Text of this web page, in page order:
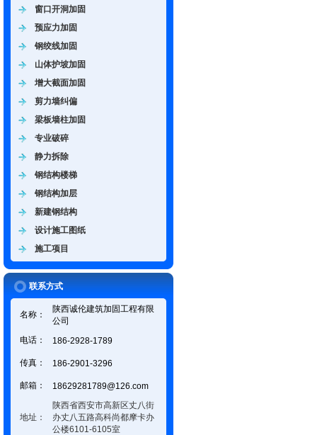
窗口开洞加固
预应力加固
钢绞线加固
山体护坡加固
增大截面加固
剪力墙纠偏
梁板墙柱加固
专业破碎
静力拆除
钢结构楼梯
钢结构加层
新建钢结构
设计施工图纸
施工项目
联系方式
名称：
陕西诚伦建筑加固工程有限
公司
电话：
186-2928-1789
传真： 186-2901-3296
邮箱： 18629281789@126.com
地址：
陕西省西安市高新区丈八街
办丈八五路高科尚都摩卡办
公楼6101-6105室